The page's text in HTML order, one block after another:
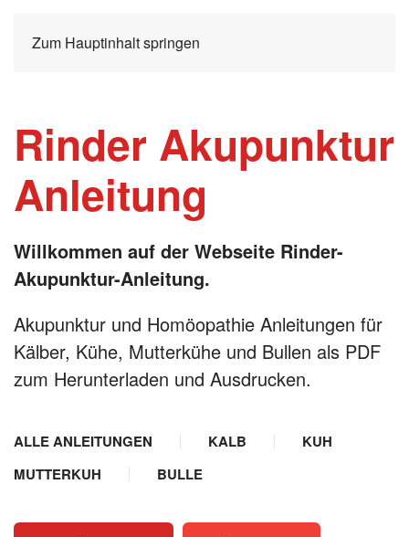
Zum Hauptinhalt springen
Rinder Akupunktur
Anleitung
Willkommen auf der Webseite Rinder-
Akupunktur-Anleitung.
Akupunktur und Homöopathie Anleitungen für
Kälber, Kühe, Mutterkühe und Bullen als PDF
zum Herunterladen und Ausdrucken.
ALLE ANLEITUNGEN KALB
KUH
MUTTERKUH
BULLE